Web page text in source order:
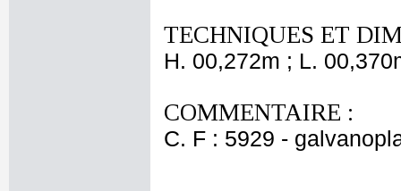
TECHNIQUES ET
H. 00,272m ; L.
COMMENTAIRE :
C. F : 5929 -